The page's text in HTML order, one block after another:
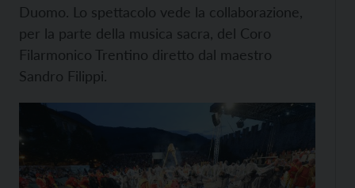
Duomo. Lo spettacolo vede la collaborazione,
per la parte della musica sacra, del Coro
Filarmonico Trentino diretto dal maestro
Sandro Filippi.